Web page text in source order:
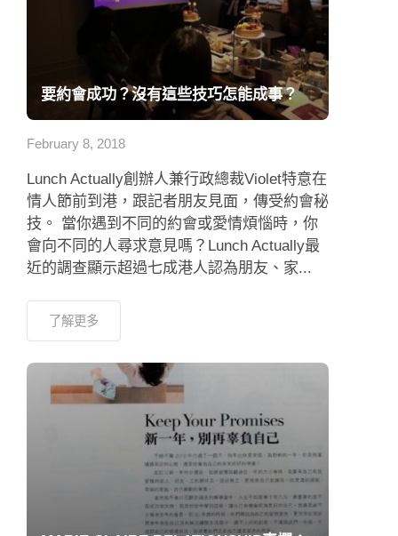
要約會成功？沒有這些技巧怎能成事？
February 8, 2018
Lunch Actually創辦人兼行政總裁Violet特意在
情人節前到港，跟記者朋友見面，傳受約會秘
技。 當你遇到不同的約會或愛情煩惱時，你
會向不同的人尋求意見嗎？Lunch Actually最
近的調查顯示超過七成港人認為朋友、家...
了解更多